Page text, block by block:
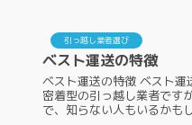
引っ越し業者選び
ベスト運送の特徴
ベスト運送の特徴 ベスト
密着型の引っ越し業者です
で、知らない人もいるかも